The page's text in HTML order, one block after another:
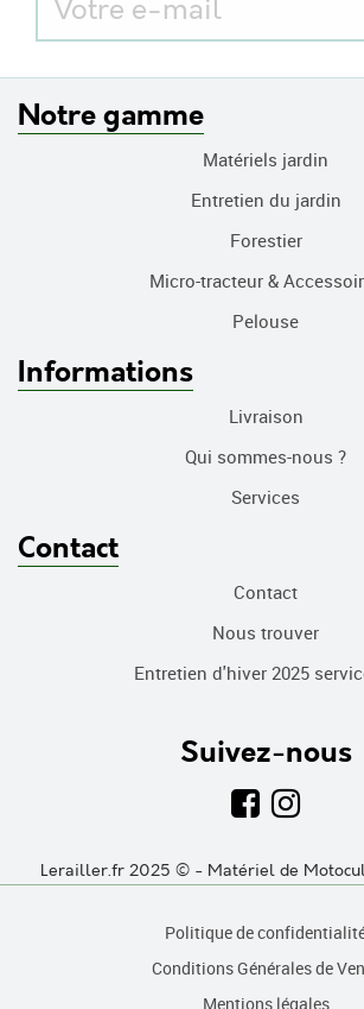
Notre gamme
Matériels jardin
Entretien du jardin
Forestier
Micro-tracteur &
Pelouse
Informations
Livraison
Qui sommes-nous ?
Services
Contact
Contact
Nous trouver
Entretien d'hiver 2025
Suivez-nous
Lerailler.fr 2025 © - Matériel de
Politique de
Conditions Générales de
Mentions légales